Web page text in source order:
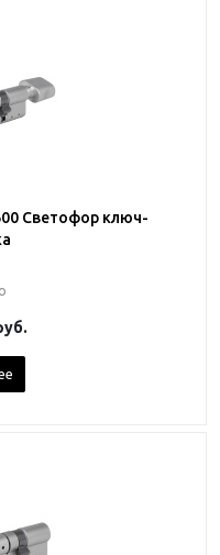
Светофор ключ-